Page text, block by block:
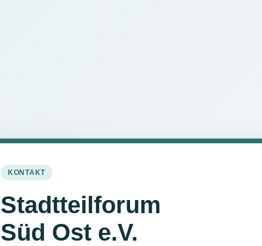
KONTAKT
Stadtteilforum
Süd Ost e.V.